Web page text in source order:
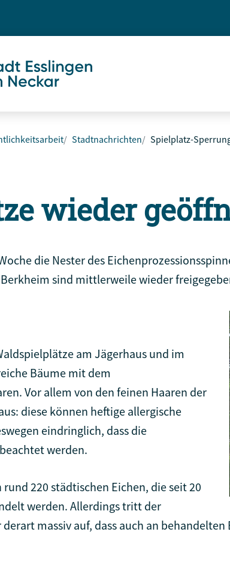
Stadtnachrichten Spielplatz-
wieder
die Nester des
sind mittlerweile wieder
am Jägerhaus und im
Bäume mit dem
Vor allem von den feinen Haaren der
diese können heftige allergische
eindringlich, dass die
werden.
220 städtischen Eichen, die seit 20
werden. Allerdings tritt der
massiv auf, dass auch an